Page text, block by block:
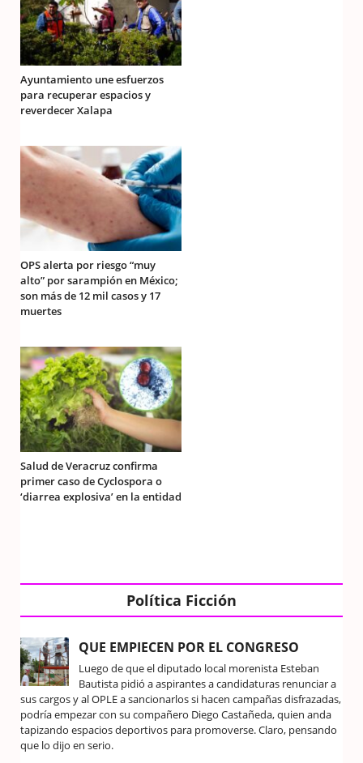
Ayuntamiento une esfuerzos
para recuperar espacios y
reverdecer Xalapa
OPS alerta por riesgo “muy
alto” por sarampión en México;
son más de 12 mil casos y 17
muertes
Salud de Veracruz confirma
primer caso de Cyclospora o
‘diarrea explosiva’ en la entidad
Política Ficción
QUE EMPIECEN POR EL CONGRESO
Luego de que el diputado local morenista Esteban
Bautista pidió a aspirantes a candidaturas renunciar a
sus cargos y al OPLE a sancionarlos si hacen campañas disfrazadas,
podría empezar con su compañero Diego Castañeda, quien anda
tapizando espacios deportivos para promoverse. Claro, pensando
que lo dijo en serio.